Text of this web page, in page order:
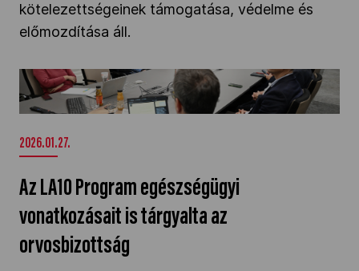
Társszervezetek
OVEP
Adatbank
kötelezettségeinek támogatása, védelme és
előmozdítása áll.
Az LA10 Program egészségügyi vonatkozásait
is tárgyalta az orvosbizottság" />
2026.01.27.
Az LA10 Program egészségügyi
vonatkozásait is tárgyalta az
orvosbizottság